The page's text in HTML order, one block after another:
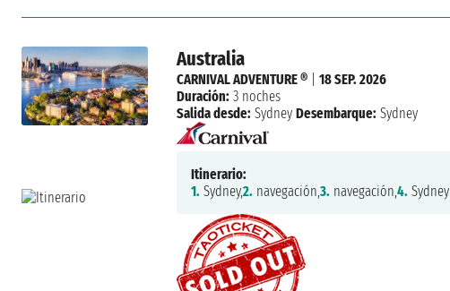
Australia
CARNIVAL ADVENTURE ® |18 SEP. 2026
Duración: 3 noches
Salida desde: Sydney Desembarque: Sydney
Itinerario:
1. Sydney,2. navegación,3. navegación,4. Sydney